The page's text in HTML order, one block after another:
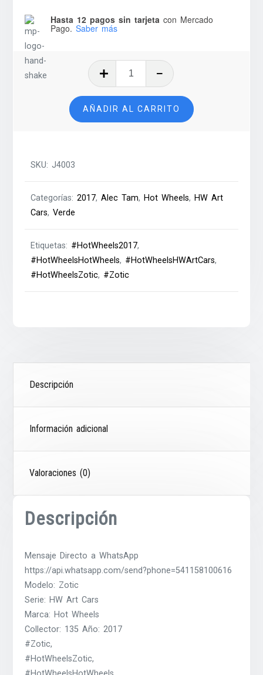
Hasta 12 pagos sin tarjeta con Mercado
Pago. Saber más
2017
cantidad
AÑADIR AL CARRITO
SKU:J4003
Categorías:2017,Alec Tam, Hot Wheels, HW Art
Cars,Verde
Etiquetas: #HotWheels2017,
#HotWheelsHotWheels, #HotWheelsHWArtCars,
#HotWheelsZotic, #Zotic
Descripción
Información adicional
Valoraciones (0)
Descripción
Mensaje Directo a WhatsApp
https://api.whatsapp.com/send?phone=541158100616
Modelo: Zotic
Serie: HW Art Cars
Marca: Hot Wheels
Collector: 135 Año: 2017
#Zotic,
#HotWheelsZotic,